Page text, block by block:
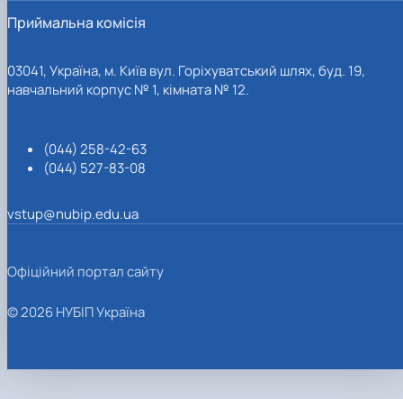
Приймальна комісія
03041, Україна, м. Київ вул. Горіхуватський шлях, буд. 19,
навчальний корпус № 1, кімната № 12.
(044) 258-42-63
(044) 527-83-08
vstup@nubip.edu.ua
Офіційний портал сайту
© 2026 НУБІП Україна